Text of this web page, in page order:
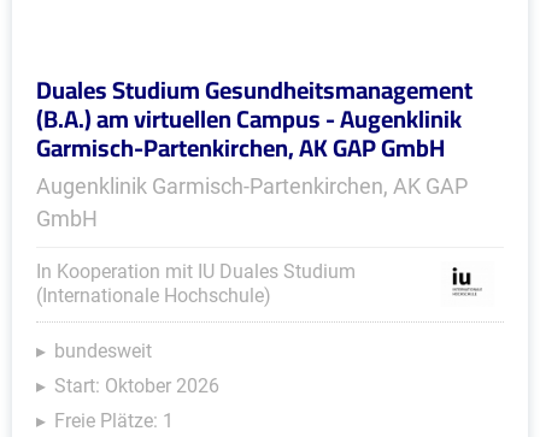
Duales Studium Gesundheitsmanagement
(B.A.) am virtuellen Campus - Augenklinik
Garmisch-Partenkirchen, AK GAP GmbH
Augenklinik Garmisch-Partenkirchen, AK GAP
GmbH
In Kooperation mit IU Duales Studium
(Internationale Hochschule)
bundesweit
Start: Oktober 2026
Freie Plätze: 1